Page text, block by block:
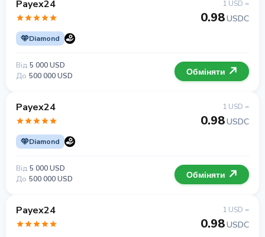
Payex24
Diamond
1 USD =
0.98USDC
Від 5 000 USD
До 500 000 USD Обміняти
Payex24
Diamond
1 USD =
0.98USDC
Від 5 000 USD
До 500 000 USD Обміняти
Payex24 1 USD =
0.98USDC